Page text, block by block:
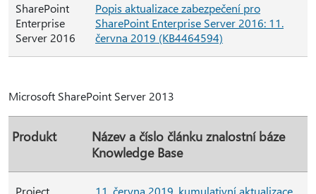
SharePoint
Enterprise
Server 2016
Popis aktualizace zabezpečení pro
SharePoint Enterprise Server 2016: 11.
června 2019 (KB4464594)
Microsoft SharePoint Server 2013
Produkt
Název a číslo článku znalostní báze
Knowledge Base
Project 11. června 2019, kumulativní aktualizace